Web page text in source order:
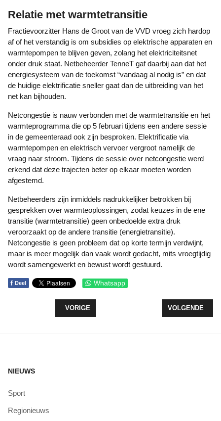
Relatie met warmtetransitie
Fractievoorzitter Hans de Groot van de VVD vroeg zich hardop
af of het verstandig is om subsidies op elektrische apparaten en
warmtepompen te blijven geven, zolang het elektriciteitsnet
onder druk staat. Netbeheerder TenneT gaf daarbij aan dat het
energiesysteem van de toekomst “vandaag al nodig is” en dat
de huidige elektrificatie sneller gaat dan de uitbreiding van het
net kan bijhouden.
Netcongestie is nauw verbonden met de warmtetransitie en het
warmteprogramma die op 5 februari tijdens een andere sessie
in de gemeenteraad ook zijn besproken. Elektrificatie via
warmtepompen en elektrisch vervoer vergroot namelijk de
vraag naar stroom. Tijdens de sessie over netcongestie werd
erkend dat deze trajecten beter op elkaar moeten worden
afgestemd.
Netbeheerders zijn inmiddels nadrukkelijker betrokken bij
gesprekken over warmteoplossingen, zodat keuzes in de ene
transitie (warmtetransitie) geen onbedoelde extra druk
veroorzaakt op de andere transitie (energietransitie).
Netcongestie is geen probleem dat op korte termijn verdwijnt,
maar is meer mogelijk dan vaak wordt gedacht, mits vroegtijdig
wordt samengewerkt en bewust wordt gestuurd.
f Deel Whatsapp
VORIG ARTIKEL: VERKIEZINGSBIJEENKOMST
VORIGE VOLGENDE
VOLGENDE
NIEUWS
Sport
Regionieuws